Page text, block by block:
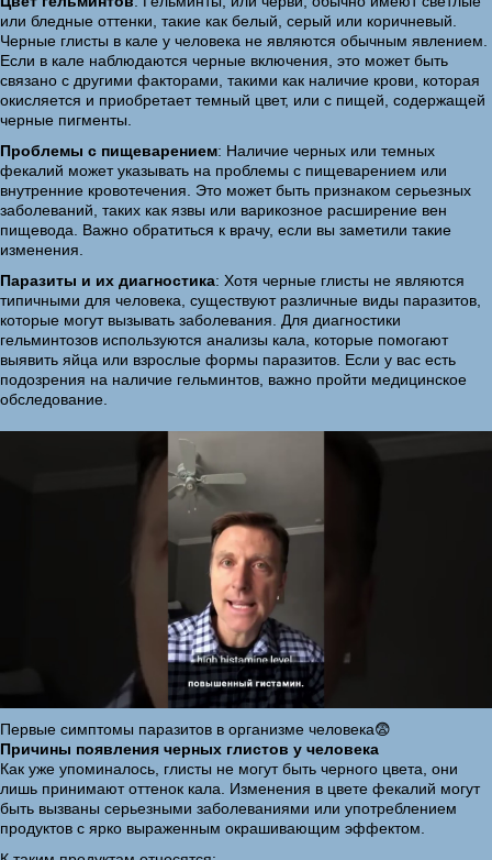
или бледные оттенки, такие как белый, серый или коричневый.
Черные глисты в кале у человека не являются обычным явлением.
Если в кале наблюдаются черные включения, это может быть
связано с другими факторами, такими как наличие крови, которая
окисляется и приобретает темный цвет, или с пищей, содержащей
черные пигменты.
Проблемы с пищеварением: Наличие черных или темных
фекалий может указывать на проблемы с пищеварением или
внутренние кровотечения. Это может быть признаком серьезных
заболеваний, таких как язвы или варикозное расширение вен
пищевода. Важно обратиться к врачу, если вы заметили такие
изменения.
Паразиты и их диагностика: Хотя черные глисты не являются
типичными для человека, существуют различные виды паразитов,
которые могут вызывать заболевания. Для диагностики
гельминтозов используются анализы кала, которые помогают
выявить яйца или взрослые формы паразитов. Если у вас есть
подозрения на наличие гельминтов, важно пройти медицинское
обследование.
Первые симптомы паразитов в организме человека😨
Причины появления черных глистов у человека
Как уже упоминалось, глисты не могут быть черного цвета, они
лишь принимают оттенок кала. Изменения в цвете фекалий могут
быть вызваны серьезными заболеваниями или употреблением
продуктов с ярко выраженным окрашивающим эффектом.